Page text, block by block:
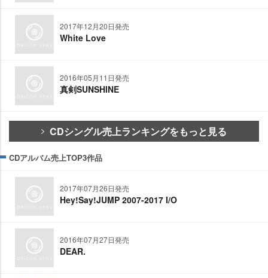
2017年12月20日発売
White Love
2016年05月11日発売
真剣SUNSHINE
CDシングル売上ランキングをもっと見る
CDアルバム売上TOP3作品
2017年07月26日発売
Hey!Say!JUMP 2007-2017 I/O
2016年07月27日発売
DEAR.